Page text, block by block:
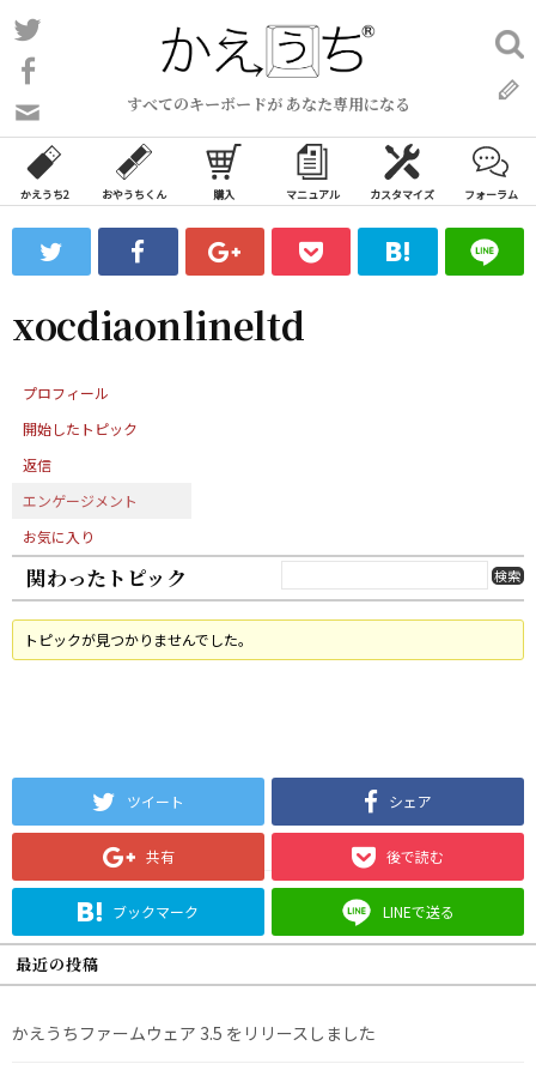
コ
ン
ン
ツ
ス
ッ
すべてのキーボードが あなた専用になる
い
合
わ
フ
ォ
ム
検
索:
かえうち2 おやうちくん 購入 マニュアル カスタマイズ フォーラム
xocdiaonlineltd
プロフィール
開始したトピック
返信
エンゲージメント
お気に入り
関わったトピック
トピックが見つかりませんでした。
ツイート シェア
共有 後で読む
ブックマーク LINEで送る
最近の投稿
かえうちファームウェア 3.5 をリリースしました